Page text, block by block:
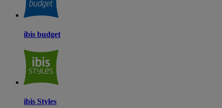
ibis budget
ibis Styles